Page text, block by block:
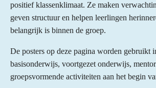
positief klassenklimaat. Ze maken
geven structuur en helpen leerlingen
belangrijk is binnen de groep.
De posters op deze pagina worden gebruikt
basisonderwijs, voortgezet onderwijs,
groepsvormende activiteiten aan het begin